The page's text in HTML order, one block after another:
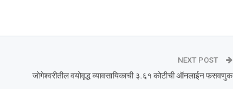
NEXT POST
जोगेश्‍वरीतील वयोवृद्ध व्यावसायिकाची ३.६१ कोटीची ऑनलाईन फसवणुक